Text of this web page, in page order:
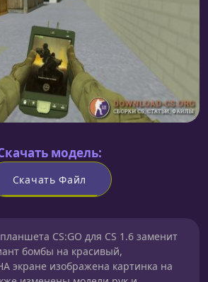
модель:
Скачать Файл
CS:GO для CS 1.6 заменит
бомбы на красивый,
экране изображена картинка на